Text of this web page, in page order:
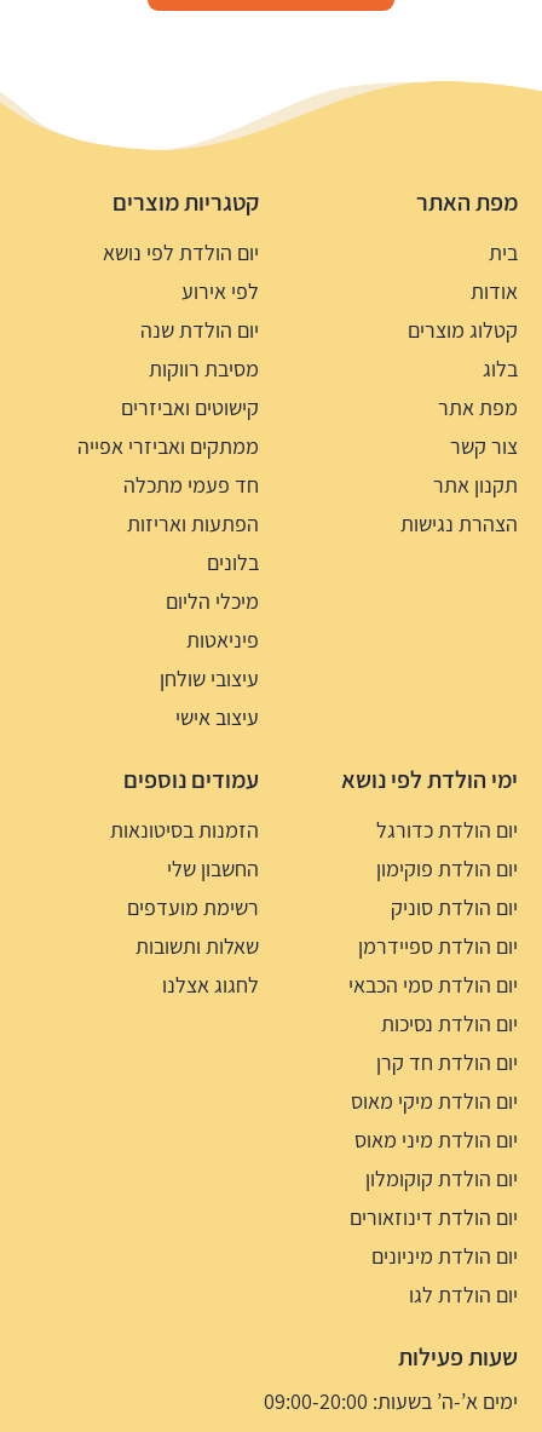
מפת האתר
בית
אודות
קטלוג מוצרים
בלוג
מפת אתר
צור קשר
תקנון אתר
הצהרת נגישות
קטגריות מוצרים
יום הולדת לפי נושא
לפי אירוע
יום הולדת שנה
מסיבת רווקות
קישוטים ואביזרים
ממתקים ואביזרי אפייה
חד פעמי מתכלה
הפתעות ואריזות
בלונים
מיכלי הליום
פיניאטות
עיצובי שולחן
עיצוב אישי
ימי הולדת לפי נושא
יום הולדת כדורגל
יום הולדת פוקימון
יום הולדת סוניק
יום הולדת ספיידרמן
יום הולדת סמי הכבאי
יום הולדת נסיכות
יום הולדת חד קרן
יום הולדת מיקי מאוס
יום הולדת מיני מאוס
יום הולדת קוקומלון
יום הולדת דינוזאורים
יום הולדת מיניונים
יום הולדת לגו
עמודים נוספים
הזמנות בסיטונאות
החשבון שלי
רשימת מועדפים
שאלות ותשובות
לחגוג אצלנו
שעות פעילות
ימים א’-ה’ בשעות: 09:00-20:00